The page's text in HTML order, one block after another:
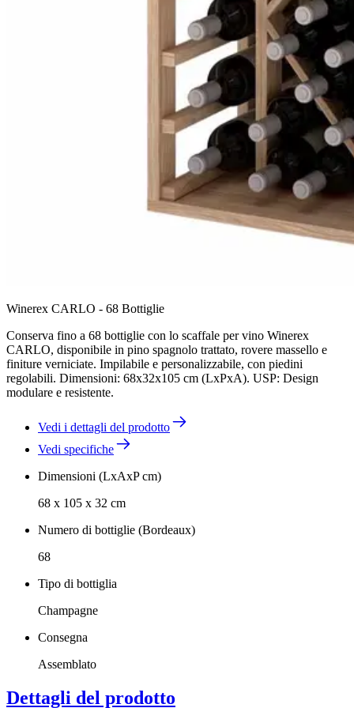
Winerex CARLO - 68 Bottiglie
Conserva fino a 68 bottiglie con lo scaffale per vino Winerex
CARLO, disponibile in pino spagnolo trattato, rovere massello e
finiture verniciate. Impilabile e personalizzabile, con piedini
regolabili. Dimensioni: 68x32x105 cm (LxPxA). USP: Design
modulare e resistente.
Vedi i dettagli del prodotto
Vedi specifiche
Dimensioni (LxAxP cm)
68 x 105 x 32 cm
Numero di bottiglie (Bordeaux)
68
Tipo di bottiglia
Champagne
Consegna
Assemblato
Dettagli del prodotto